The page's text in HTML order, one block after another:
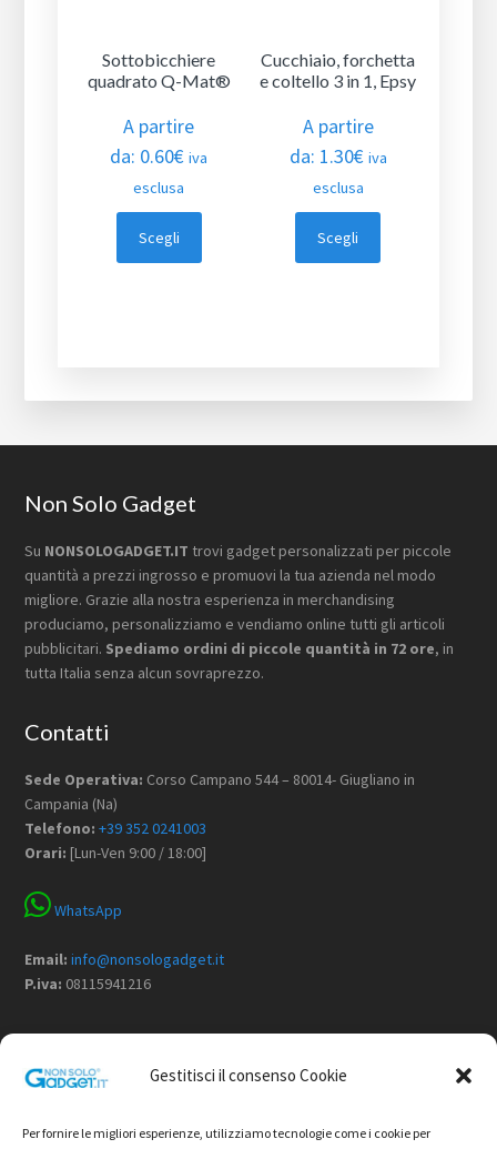
Gestitisci il consenso Cookie
Per fornire le migliori esperienze, utilizziamo tecnologie come i cookie per
Sottobicchiere
quadrato Q-Mat®
A partire
da: 0.60€ iva
esclusa
Scegli
Cucchiaio, forchetta
e coltello 3 in 1, Epsy
A partire
da: 1.30€ iva
esclusa
Scegli
Footer
Non Solo Gadget
Su NONSOLOGADGET.IT trovi gadget personalizzati per piccole
quantità a prezzi ingrosso e promuovi la tua azienda nel modo
migliore. Grazie alla nostra esperienza in merchandising
produciamo, personalizziamo e vendiamo online tutti gli articoli
pubblicitari. Spediamo ordini di piccole quantità in 72 ore, in
tutta Italia senza alcun sovraprezzo.
Contatti
Sede Operativa: Corso Campano 544 – 80014- Giugliano in
Campania (Na)
Telefono: +39 352 0241003
Orari: [Lun-Ven 9:00 / 18:00]
WhatsApp
Email: info@nonsologadget.it
P.iva: 08115941216
Menù
Home